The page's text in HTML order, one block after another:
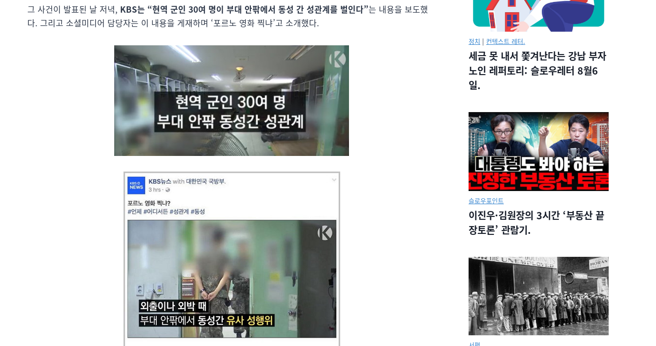
그 사건이 발표된 날 저녁, KBS는 “현역 군인 30여 명이 부대 안팎에서 동성 간 성관계를 벌인다”는 내용을 보도했
다. 그리고 소셜미디어 담당자는 이 내용을 게재하며 ‘포르노 영화 찍냐’고 소개했다.
정치 | 컨텍스트 레터.
세금 못 내서 쫓겨난다는 강남 부자
노인 레퍼토리: 슬로우레터 8월6
일.
슬로우포인트
이진우·김원장의 3시간 ‘부동산 끝
장토론’ 관람기.